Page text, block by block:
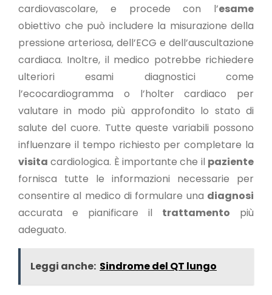
cardiovascolare, e procede con l’esame
obiettivo che può includere la misurazione della
pressione arteriosa, dell’ECG e dell’auscultazione
cardiaca. Inoltre, il medico potrebbe richiedere
ulteriori esami diagnostici come
l’ecocardiogramma o l’holter cardiaco per
valutare in modo più approfondito lo stato di
salute del cuore. Tutte queste variabili possono
influenzare il tempo richiesto per completare la
visita cardiologica. È importante che il paziente
fornisca tutte le informazioni necessarie per
consentire al medico di formulare una diagnosi
accurata e pianificare il trattamento più
adeguato.
Leggi anche: Sindrome del QT lungo